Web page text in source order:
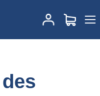
des travailleurs à
?